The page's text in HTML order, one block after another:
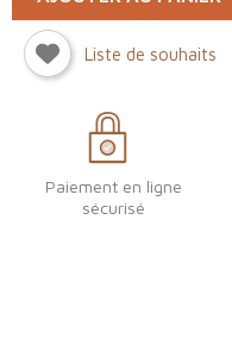
Liste de souhaits
Paiement en ligne
sécurisé